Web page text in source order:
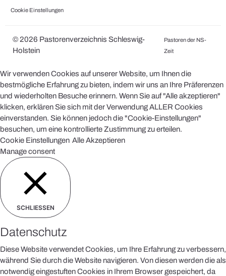
Cookie Einstellungen
© 2026 Pastorenverzeichnis Schleswig-
Holstein
Pastoren der NS-
Zeit
Wir verwenden Cookies auf unserer Website, um Ihnen die
bestmögliche Erfahrung zu bieten, indem wir uns an Ihre Präferenzen
und wiederholten Besuche erinnern. Wenn Sie auf "Alle akzeptieren"
klicken, erklären Sie sich mit der Verwendung ALLER Cookies
einverstanden. Sie können jedoch die "Cookie-Einstellungen"
besuchen, um eine kontrollierte Zustimmung zu erteilen.
Cookie Einstellungen Alle Akzeptieren
Manage consent
SCHLIESSEN
Datenschutz
Diese Website verwendet Cookies, um Ihre Erfahrung zu verbessern,
während Sie durch die Website navigieren. Von diesen werden die als
notwendig eingestuften Cookies in Ihrem Browser gespeichert, da